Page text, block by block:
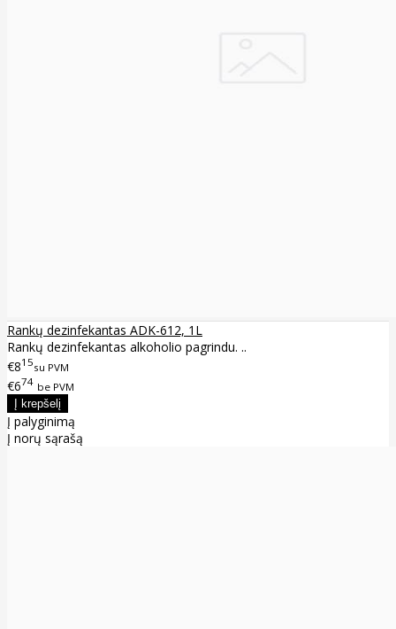
Rankų dezinfekantas ADK-612, 1L
Rankų dezinfekantas alkoholio pagrindu. ..
€815su PVM
€674 be PVM
Į palyginimą
Į norų sąrašą